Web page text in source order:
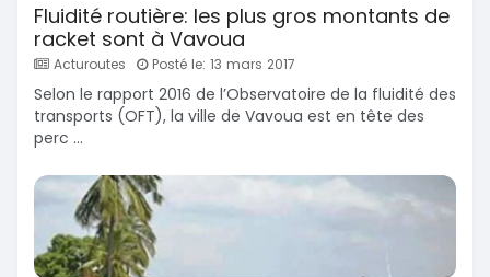
Fluidité routière: les plus gros montants de
racket sont à Vavoua
Acturoutes Posté le: 13 mars 2017
Selon le rapport 2016 de l’Observatoire de la fluidité des
transports (OFT), la ville de Vavoua est en tête des
perc ...